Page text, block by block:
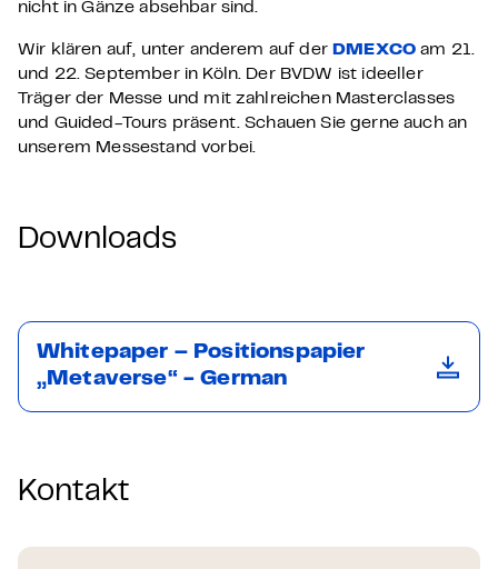
nicht in Gänze absehbar sind.
Wir klären auf, unter anderem auf der DMEXCO am 21.
und 22. September in Köln. Der BVDW ist ideeller
Träger der Messe und mit zahlreichen Masterclasses
und Guided-Tours präsent. Schauen Sie gerne auch an
unserem Messestand vorbei.
Downloads
Whitepaper – Positionspapier
„Metaverse“ - German
Kontakt